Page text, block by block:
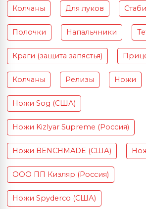
Колчаны Для луков
Полочки Напальчники
Краги (защита запястья)
Колчаны Релизы Ножи
Ножи Sog (США)
Ножи Kizlyar Supreme (Россия)
Ножи BENCHMADE (США)
ООО ПП Кизляр (Россия)
Ножи Spyderco (США)